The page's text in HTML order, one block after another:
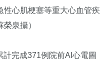
性心肌梗塞等重大心血管疾
泉攝）
完成371例院前AI心電圖